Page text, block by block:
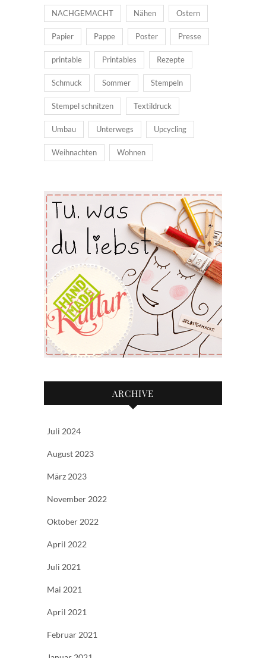
NACHGEMACHT Nähen Ostern
Papier Pappe Poster Presse
printable Printables Rezepte
Schmuck Sommer Stempeln
Stempel schnitzen Textildruck
Umbau Unterwegs Upcycling
Weihnachten Wohnen
ARCHIVE
Juli 2024
August 2023
März 2023
November 2022
Oktober 2022
April 2022
Juli 2021
Mai 2021
April 2021
Februar 2021